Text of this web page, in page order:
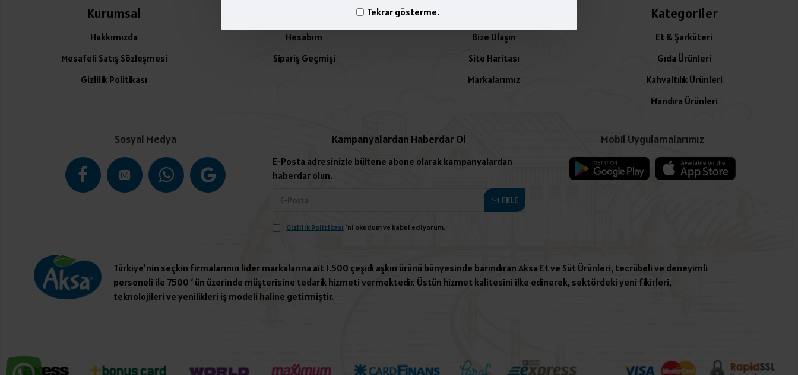
Tekrar gösterme.
Kurumsal
Hakkımızda
Mesafeli Satış Sözleşmesi
Gizlilik Politikası
Hesabım
Sipariş Geçmişi
Bize Ulaşın
Site Haritası
Markalarımız
Kategoriler
Et & Şarküteri
Gıda Ürünleri
Kahvaltılık Ürünleri
Mandıra Ürünleri
Sosyal Medya Kampanyalardan Haberdar Ol
E-Posta adresinizle bültene abone olarak kampanyalardan
haberdar olun.
EKLE
Gizlilik Politikası 'ni okudum ve kabul ediyorum.
Mobil Uygulamalarımız
Türkiye’nin seçkin firmalarının lider markalarına ait 1.500 çeşidi aşkın ürünü bünyesinde barındıran Aksa Et ve Süt Ürünleri, tecrübeli ve deneyimli
personeli ile 7500 ‘ ün üzerinde müşterisine tedarik hizmeti vermektedir. Üstün hizmet kalitesini ilke edinerek, sektördeki yeni fikirleri,
teknolojileri ve yenilikleri iş modeli haline getirmiştir.